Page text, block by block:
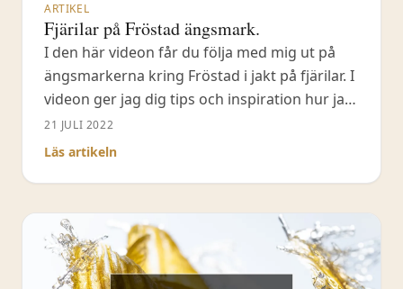
ARTIKEL
Fjärilar på Fröstad ängsmark.
I den här videon får du följa med mig ut på
ängsmarkerna kring Fröstad i jakt på fjärilar. I
videon ger jag dig tips och inspiration hur jag
går tillväga när jag fotograferar fjärilarna. På
denna äng finns det inte direkt några
21 JULI 2022
Läs artikeln